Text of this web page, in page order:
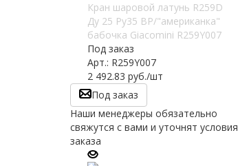
Кран шаровой латунь R259D
Ду 25 Ру35 ВР/"американка"
бабочка Giacomini R259Y007
Под заказ
Арт.: R259Y007
2 492.83 руб./шт
Под заказ
Наши менеджеры обязательно
свяжутся с вами и уточнят условия
заказа